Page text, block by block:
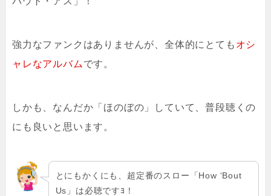
強力なファンクはありませんが、全体的にとても オシ
ャレなアルバム です。
しかも、なんだか「ほのぼの」していて、普段聴くの
にも良いと思います。
とにもかくにも、超定番のスロー「How ‘Bout
Us」は必聴ですﾖ！